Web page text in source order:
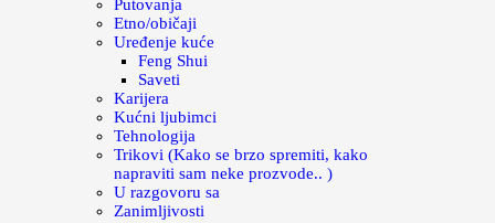
Putovanja
Etno/običaji
Uređenje kuće
Feng Shui
Saveti
Karijera
Kućni ljubimci
Tehnologija
Trikovi (Kako se brzo spremiti, kako
napraviti sam neke prozvode.. )
U razgovoru sa
Zanimljivosti